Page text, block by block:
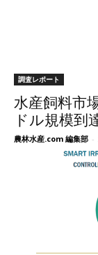
調査レポート
水産飼料市
ドル規模到
農林水産.com 編集部 -